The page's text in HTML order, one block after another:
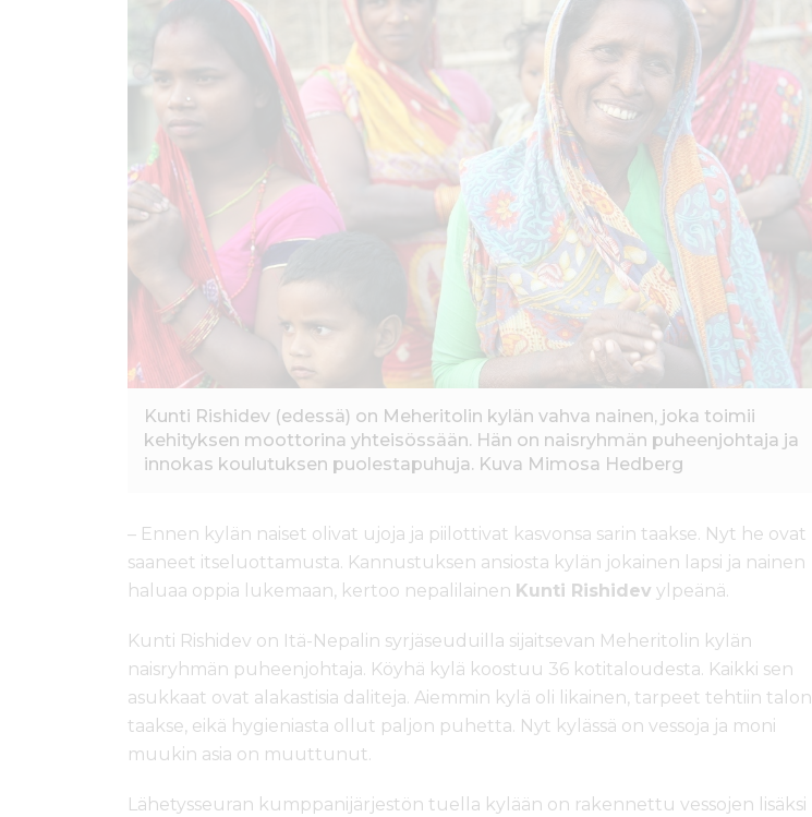
Kunti Rishidev (edessä) on Meheritolin kylän vahva nainen, joka toimii
kehityksen moottorina yhteisössään. Hän on naisryhmän puheenjohtaja ja
innokas koulutuksen puolestapuhuja. Kuva Mimosa Hedberg
– Ennen kylän naiset olivat ujoja ja piilottivat kasvonsa sarin taakse. Nyt he ovat
saaneet itseluottamusta. Kannustuksen ansiosta kylän jokainen lapsi ja nainen
haluaa oppia lukemaan, kertoo nepalilainen Kunti Rishidev ylpeänä.
Kunti Rishidev on Itä-Nepalin syrjäseuduilla sijaitsevan Meheritolin kylän
naisryhmän puheenjohtaja. Köyhä kylä koostuu 36 kotitaloudesta. Kaikki sen
asukkaat ovat alakastisia daliteja. Aiemmin kylä oli likainen, tarpeet tehtiin talon
taakse, eikä hygieniasta ollut paljon puhetta. Nyt kylässä on vessoja ja moni
muukin asia on muuttunut.
Lähetysseuran kumppanijärjestön tuella kylään on rakennettu vessojen lisäksi